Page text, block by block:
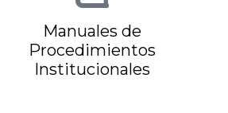
Manuales de
Procedimientos
Institucionales